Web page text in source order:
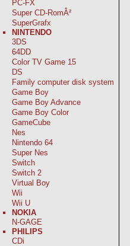
PC-FX
Super CD-RomÂ²
SuperGrafx
NINTENDO
3DS
64DD
Color TV Game 15
DS
Family computer disk system
Game Boy
Game Boy Advance
Game Boy Color
GameCube
Nes
Nintendo 64
Super Nes
Switch
Switch 2
Virtual Boy
Wii
Wii U
NOKIA
N-GAGE
PHILIPS
CDi